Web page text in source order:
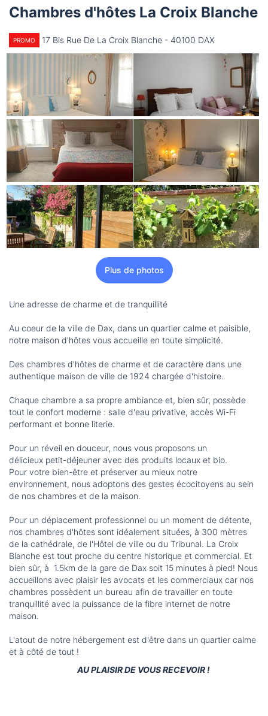
Chambres d'hôtes La Croix Blanche
PROMO 17 Bis Rue De La Croix Blanche - 40100 DAX
Plus de photos
Une adresse de charme et de tranquillité
Au coeur de la ville de Dax, dans un quartier calme et paisible,
notre maison d'hôtes vous accueille en toute simplicité.
Des chambres d'hôtes de charme et de caractère dans une
authentique maison de ville de 1924 chargée d'histoire.
Chaque chambre a sa propre ambiance et, bien sûr, possède
tout le confort moderne : salle d'eau privative, accès Wi-Fi
performant et bonne literie.
Pour un réveil en douceur, nous vous proposons un
délicieux petit-déjeuner avec des produits locaux et bio.
Pour votre bien-être et préserver au mieux notre
environnement, nous adoptons des gestes écocitoyens au sein
de nos chambres et de la maison.
Pour un déplacement professionnel ou un moment de détente,
nos chambres d'hôtes sont idéalement situées, à 300 mètres
de la cathédrale, de l'Hôtel de ville ou du Tribunal. La Croix
Blanche est tout proche du centre historique et commercial. Et
bien sûr, à 1.5km de la gare de Dax soit 15 minutes à pied! Nous
accueillons avec plaisir les avocats et les commerciaux car nos
chambres possèdent un bureau afin de travailler en toute
tranquillité avec la puissance de la fibre internet de notre
maison.
L'atout de notre hébergement est d'être dans un quartier calme
et à côté de tout !
AU PLAISIR DE VOUS RECEVOIR !